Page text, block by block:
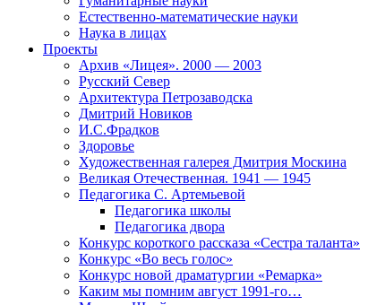
Естественно-математические науки
Наука в лицах
Проекты
Архив «Лицея». 2000 — 2003
Русский Север
Архитектура Петрозаводска
Дмитрий Новиков
И.С.Фрадков
Здоровье
Художественная галерея Дмитрия Москина
Великая Отечественная. 1941 — 1945
Педагогика С. Артемьевой
Педагогика школы
Педагогика двора
Конкурс короткого рассказа «Сестра таланта»
Конкурс «Во весь голос»
Конкурс новой драматургии «Ремарка»
Каким мы помним август 1991-го…